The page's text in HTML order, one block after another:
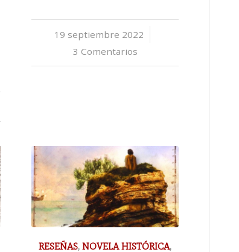
19 septiembre 2022
/
3 Comentarios
RESEÑAS,NOVELA HISTÓRICA,